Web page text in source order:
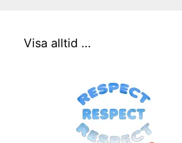
Visa alltid …